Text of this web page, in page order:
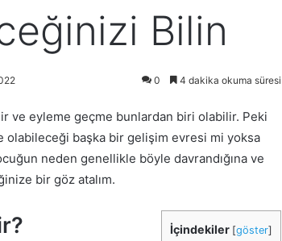
Bilin
0 4 dakika okuma süresi
ve eyleme geçme bunlardan biri olabilir. Peki
başka bir gelişim evresi mi yoksa
neden genellikle böyle davrandığına ve
bir göz atalım.
İçindekiler [göster]